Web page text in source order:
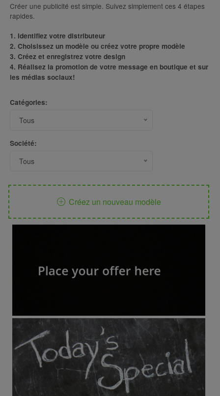
Créer une publicité est simple. Suivez simplement ces 4 étapes
rapides.
1. Identifiez votre distributeur
2. Choisissez un modèle ou créez votre propre modèle
3. Créez et enregistrez votre design
4. Réalisez la promotion de votre message en boutique et sur
les médias sociaux!
Catégories:
Tous
Société:
Tous
Créez un nouveau modèle